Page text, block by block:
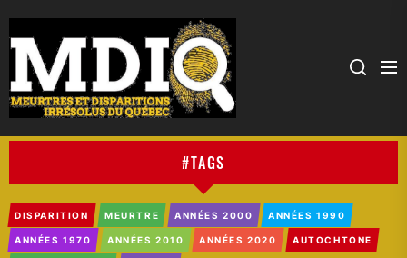
#TAGS
DISPARITION MEURTRE ANNÉES 2000 ANNÉES 1990
ANNÉES 1970 ANNÉES 2010 ANNÉES 2020 AUTOCHTONE